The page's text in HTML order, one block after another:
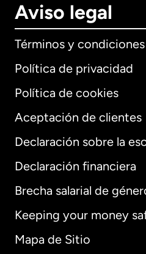
Aviso legal
Términos y condiciones
Política de privacidad
Política de cookies
Aceptación de clientes
Declaración sobre la
Declaración financiera
Brecha salarial de
Keeping your money
Mapa de Sitio
Internacional
Alemania